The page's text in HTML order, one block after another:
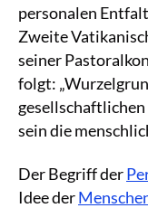
personalen
Zweite
seiner
folgt:
sein die
Der Begriff der
Idee der